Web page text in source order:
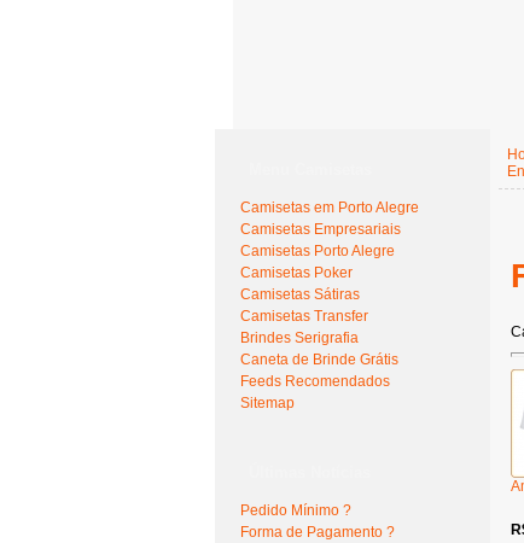
Camisetas em Porto Alegre
Camisetas Empresariais
Camisetas Porto Alegre
Camisetas Poker
Camisetas Sátiras
Camisetas Transfer
Brindes Serigrafia
Caneta de Brinde Grátis
Feeds Recomendados
Sitemap
Pedido Mínimo ?
Forma de Pagamento ?